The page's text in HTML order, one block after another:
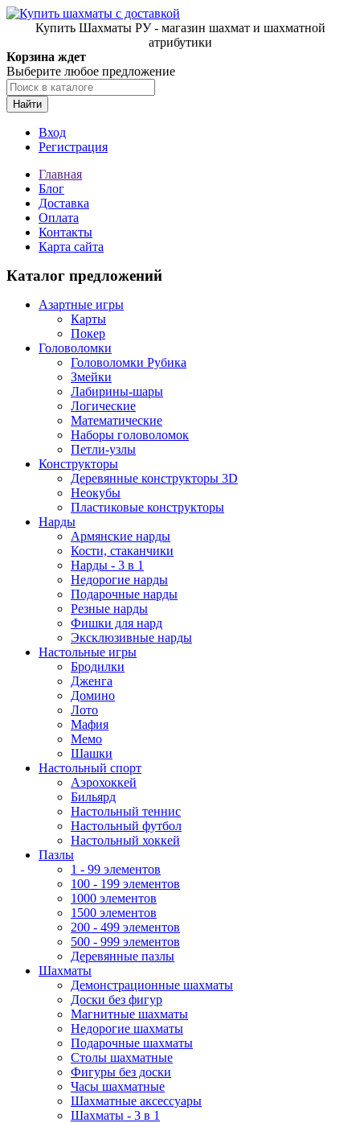
Купить Шахматы РУ - магазин шахмат и шахматной
атрибутики
Корзина ждет
Выберите любое предложение
Найти
Вход
Регистрация
Главная
Блог
Доставка
Оплата
Контакты
Карта сайта
Каталог предложений
Азартные игры
Карты
Покер
Головоломки
Головоломки Рубика
Змейки
Лабирины-шары
Логические
Математические
Наборы головоломок
Петли-узлы
Конструкторы
Деревянные конструкторы 3D
Неокубы
Пластиковые конструкторы
Нарды
Армянские нарды
Кости, стаканчики
Нарды - 3 в 1
Недорогие нарды
Подарочные нарды
Резные нарды
Фишки для нард
Эксклюзивные нарды
Настольные игры
Бродилки
Дженга
Домино
Лото
Мафия
Мемо
Шашки
Настольный спорт
Аэрохоккей
Бильярд
Настольный теннис
Настольный футбол
Настольный хоккей
Пазлы
1 - 99 элементов
100 - 199 элементов
1000 элементов
1500 элементов
200 - 499 элементов
500 - 999 элементов
Деревянные пазлы
Шахматы
Демонстрационные шахматы
Доски без фигур
Магнитные шахматы
Недорогие шахматы
Подарочные шахматы
Столы шахматные
Фигуры без доски
Часы шахматные
Шахматные аксессуары
Шахматы - 3 в 1